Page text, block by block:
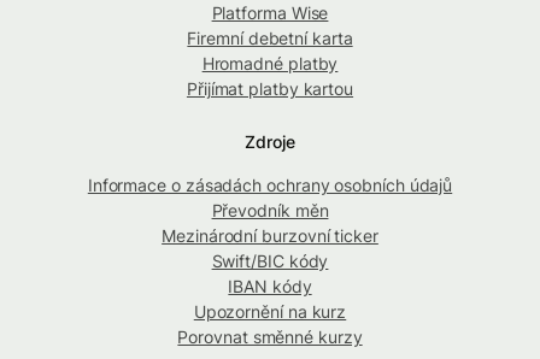
Platforma Wise
Firemní debetní karta
Hromadné platby
Přijímat platby kartou
Zdroje
Informace o zásadách ochrany osobních údajů
Převodník měn
Mezinárodní burzovní ticker
Swift/BIC kódy
IBAN kódy
Upozornění na kurz
Porovnat směnné kurzy